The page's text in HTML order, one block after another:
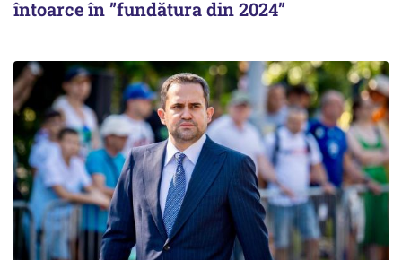
întoarce în ”fundătura din 2024”